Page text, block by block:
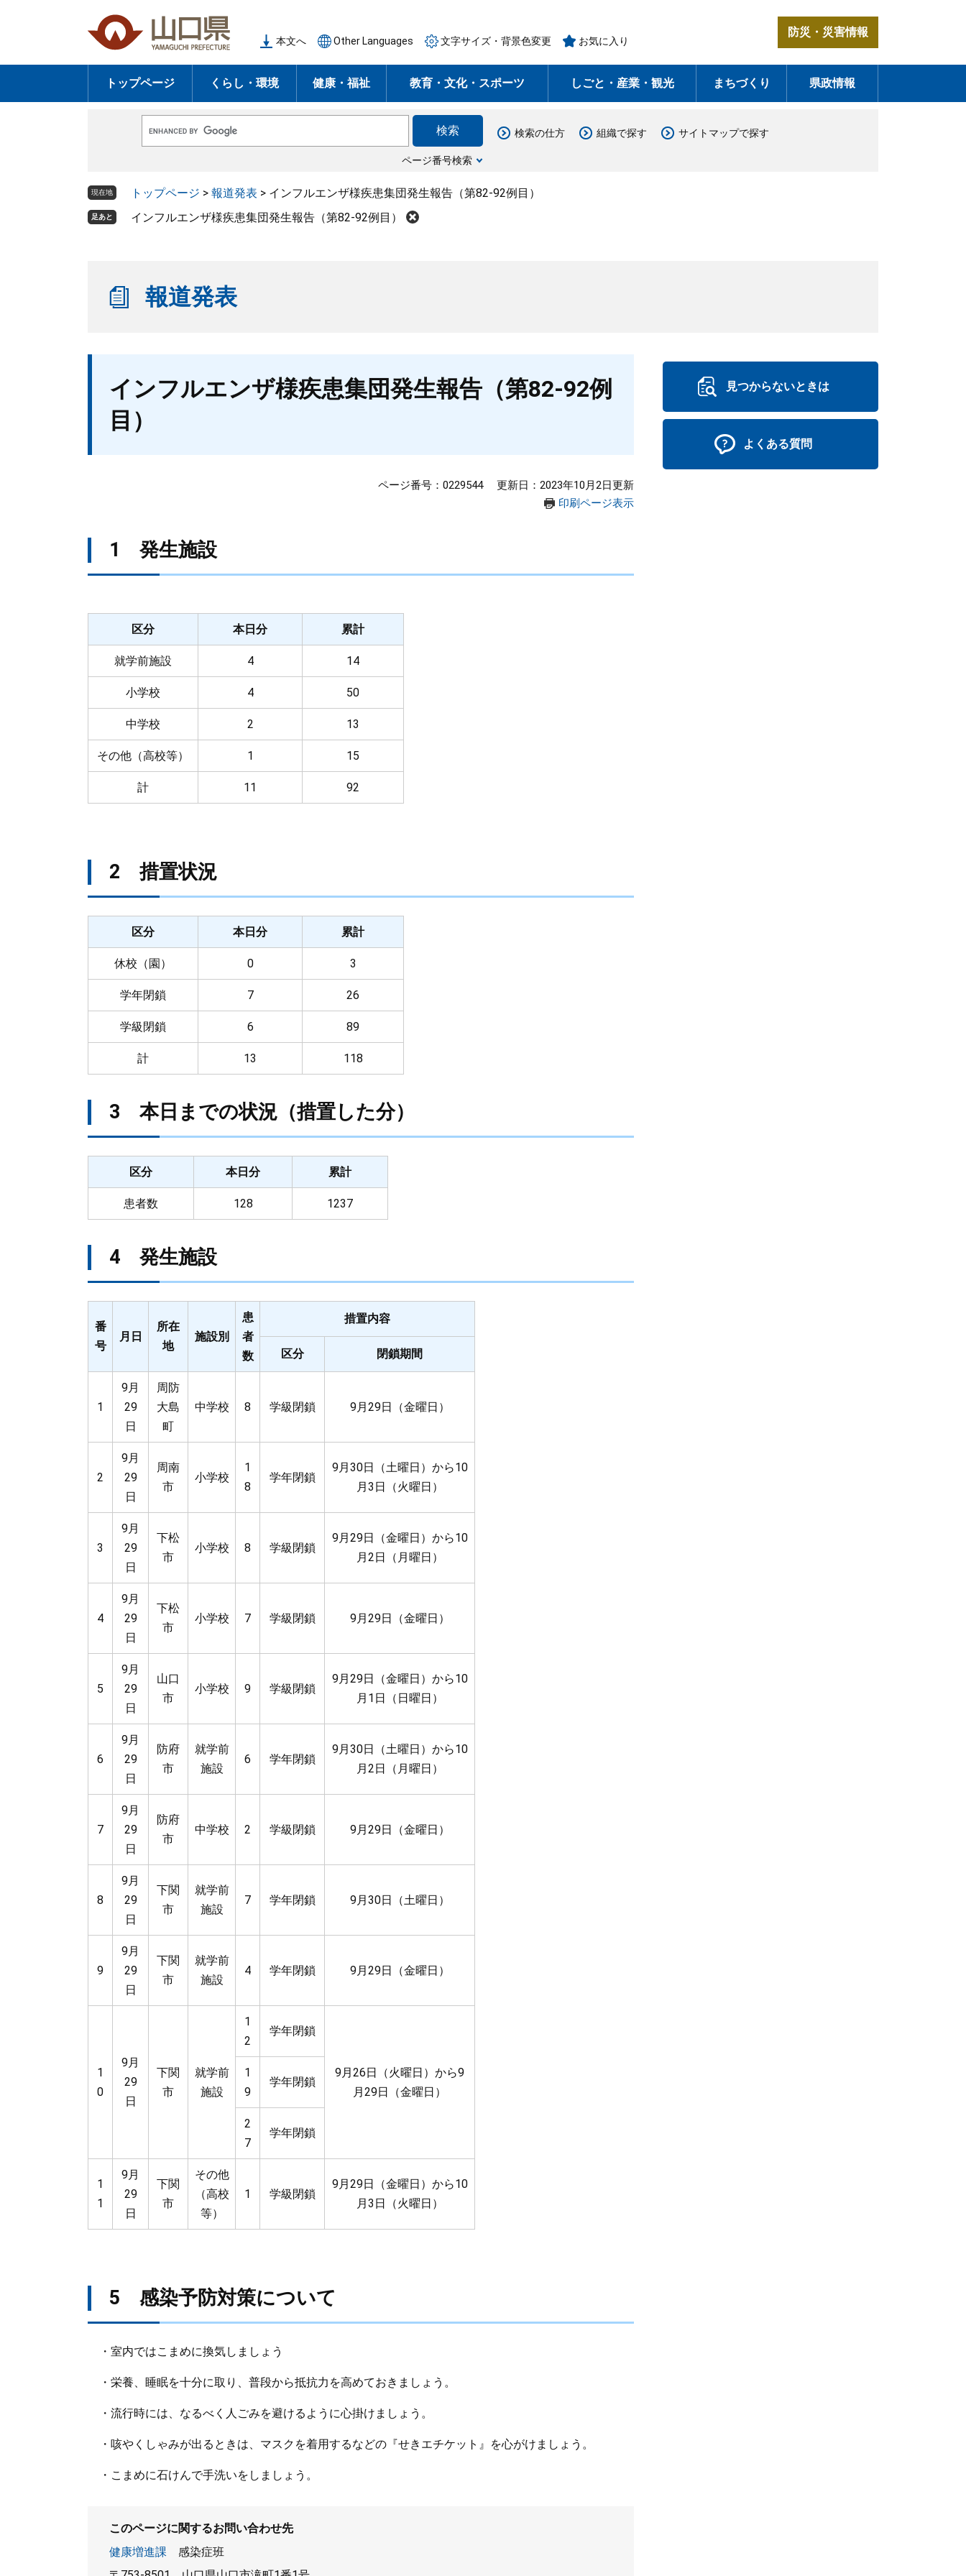
の
頭
ー
飛
本文へ Other Languages 文字サイズ・背景色変更 お気に入り
防災・災害情報
トップページ くらし・環境 健康・福祉 教育・文化・スポーツ しごと・産業・観光 まちづくり 県政情報
o
e
ス
ページ番号検索
検索の仕方 組織で探す サイトマップで探す
現在地 トップページ > 報道発表 > インフルエンザ様疾患集団発生報告（第82-92例目）
足あと インフルエンザ様疾患集団発生報告（第82-92例目）
報道発表
インフルエンザ様疾患集団発生報告（第82-92例
目）
ページ番号：0229544
更新日：2023年10月2日更新
印刷ページ表示
1 発生施設
区分 本日分 累計
就学前施設 4 14
小学校 4 50
中学校 2 13
その他（高校等） 1 15
計 11 92
2 措置状況
区分 本日分 累計
休校（園） 0 3
学年閉鎖 7 26
学級閉鎖 6 89
計 13 118
3 本日までの状況（措置した分）
区分 本日分 累計
患者数 128 1237
4 発生施設
番
号
月日
所在
地
施設別
患
者
数
措置内容
区分 閉鎖期間
1
9月
29
日
周防
大島
町
中学校 8 学級閉鎖 9月29日（金曜日）
2
9月
29
日
周南
市
小学校
1
8
学年閉鎖
9月30日（土曜日）から10
月3日（火曜日）
3
9月
29
日
下松
市
小学校 8 学級閉鎖
9月29日（金曜日）から10
月2日（月曜日）
4
9月
29
日
下松
市
小学校 7 学級閉鎖 9月29日（金曜日）
5
9月
29
日
山口
市
小学校 9 学級閉鎖
9月29日（金曜日）から10
月1日（日曜日）
6
9月
29
日
防府
市
就学前
施設
6 学年閉鎖
9月30日（土曜日）から10
月2日（月曜日）
7
9月
29
日
防府
市
中学校 2 学級閉鎖 9月29日（金曜日）
8
9月
29
日
下関
市
就学前
施設
7 学年閉鎖 9月30日（土曜日）
9
9月
29
日
下関
市
就学前
施設
4 学年閉鎖 9月29日（金曜日）
1
0
9月
29
日
下関
市
就学前
施設
1
2
学年閉鎖
9月26日（火曜日）から9
月29日（金曜日）
1
9
学年閉鎖
2
7
学年閉鎖
1
1
9月
29
日
下関
市
その他
（高校
等）
1 学級閉鎖
9月29日（金曜日）から10
月3日（火曜日）
5 感染予防対策について
・室内ではこまめに換気しましょう
・栄養、睡眠を十分に取り、普段から抵抗力を高めておきましょう。
・流行時には、なるべく人ごみを避けるように心掛けましょう。
・咳やくしゃみが出るときは、マスクを着用するなどの『せきエチケット』を心がけましょう。
・こまめに石けんで手洗いをしましょう。
このページに関するお問い合わせ先
健康増進課
感染症班
見つからないときは
よくある質問